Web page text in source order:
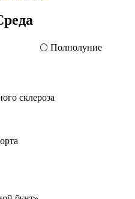
🌕 Полнолуние
склероза